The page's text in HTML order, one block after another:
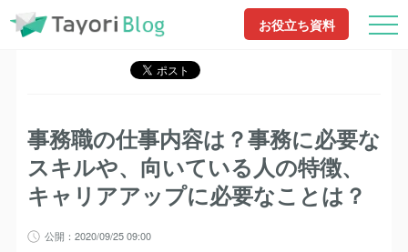
お役立ち資料
TayoriBlog 記事一覧
事務職の仕事内容は？事務に必要なスキルや、向いてい
る人の特徴、キャリアアップに必要なことは？
事務職の仕事内容は？事務に必要な
スキルや、向いている人の特徴、
キャリアアップに必要なことは？
公開：2020/09/25 09:00